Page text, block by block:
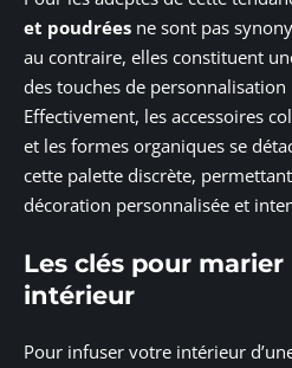
et poudrées ne sont pas
au contraire, elles constituent
des touches de personnalisation
Effectivement, les accessoires
et les formes organiques se
cette palette discrète,
décoration personnalisée et
Les clés pour
intérieur
Pour infuser votre intérieur